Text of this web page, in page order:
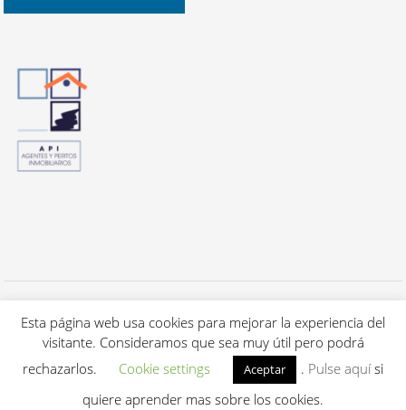
Política de cookies.
Renovación & mantenimientoIDYMA Websolutions (Barcelona)
Esta página web usa cookies para mejorar la experiencia del
visitante. Consideramos que sea muy útil pero podrá
rechazarlos.
Cookie settings Aceptar . Pulse aquísi
quiere aprender mas sobre los cookies.